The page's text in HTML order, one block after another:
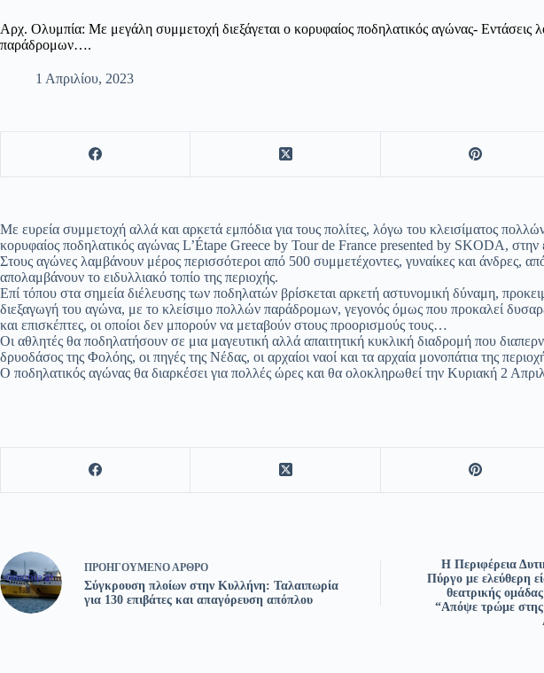
Αρχ. Ολυμπία: Με μεγάλη συμμετοχή διεξάγεται ο κορυφαίος ποδηλατικός αγώνας- Εντάσεις
παράδρομων….
1 Απριλίου, 2023
Με ευρεία συμμετοχή αλλά και αρκετά εμπόδια για τους πολίτες, λόγω του κλεισίματος
κορυφαίος ποδηλατικός αγώνας L’Étape Greece by Tour de France presented by SKODA, στην
Στους αγώνες λαμβάνουν μέρος περισσότεροι από 500 συμμετέχοντες, γυναίκες και άνδρες,
απολαμβάνουν το ειδυλλιακό τοπίο της περιοχής.
Επί τόπου στα σημεία διέλευσης των ποδηλατών βρίσκεται αρκετή αστυνομική δύναμη,
διεξαγωγή του αγώνα, με το κλείσιμο πολλών παράδρομων, γεγονός όμως που προκαλεί
και επισκέπτες, οι οποίοι δεν μπορούν να μεταβούν στους προορισμούς τους…
Οι αθλητές θα ποδηλατήσουν σε μια μαγευτική αλλά απαιτητική κυκλική διαδρομή που
δρυοδάσος της Φολόης, οι πηγές της Νέδας, οι αρχαίοι ναοί και τα αρχαία μονοπάτια της
Ο ποδηλατικός αγώνας θα διαρκέσει για πολλές ώρες και θα ολοκληρωθεί την Κυριακή 2
ΠΡΟΗΓΟΎΜΕΝΟΆΡΘΡΟ
Σύγκρουση πλοίων στην Κυλλήνη: Ταλαιπωρία
για 130 επιβάτες και απαγόρευση απόπλου
Η Περιφέρεια
Πύργο με ελεύθερη
θεατρικής
“Απόψε τρώμε στης